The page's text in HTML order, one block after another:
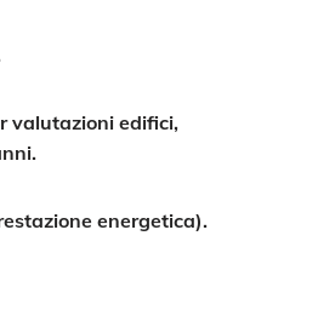
valutazioni edifici,
energetica).